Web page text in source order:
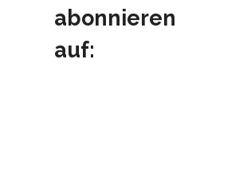
abonnieren
auf: